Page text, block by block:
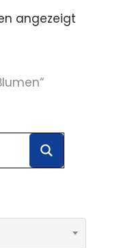
angezeigt